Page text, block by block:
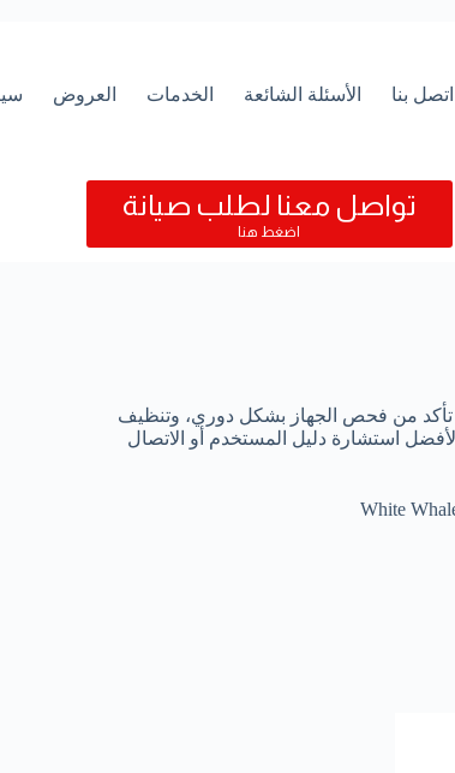
اتصل بنا الأسئلة الشائعة الخدمات العروض
تواصل معنا لطلب صيانة
اضغط هنا
تأكد من فحص الجهاز بشكل دوري، وتنظيف
استشارة دليل المستخدم أو الاتصال